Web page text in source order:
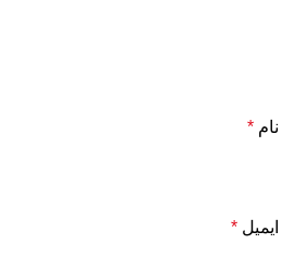
نام *
ایمیل *